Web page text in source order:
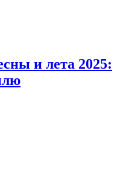
и лета 2025: